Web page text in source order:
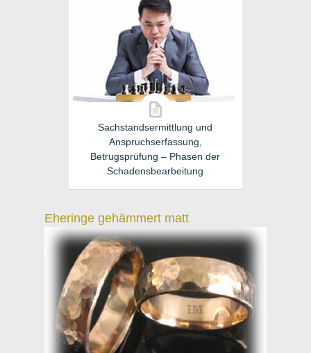
Sachstandsermittlung und
Anspruchserfassung,
Betrugsprüfung – Phasen der
Schadensbearbeitung
Eheringe gehämmert matt